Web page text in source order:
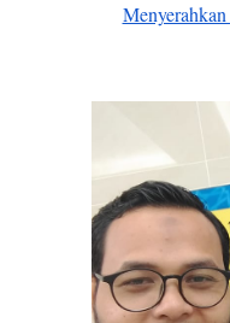
Menyerahkan